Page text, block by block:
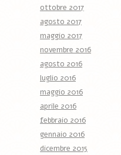
ottobre 2017
agosto 2017
maggio 2017
novembre 2016
agosto 2016
luglio 2016
maggio 2016
aprile 2016
febbraio 2016
gennaio 2016
dicembre 2015